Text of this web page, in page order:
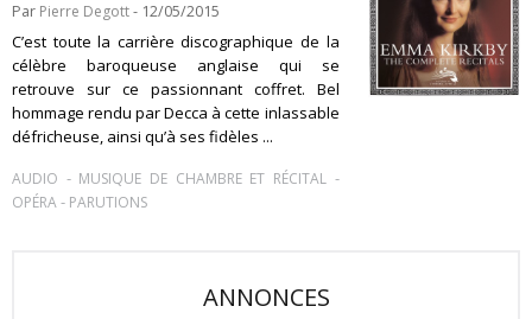
Par Pierre Degott- 12/05/2015
C’est toute la carrière discographique de la
célèbre baroqueuse anglaise qui se
retrouve sur ce passionnant coffret. Bel
hommage rendu par Decca à cette inlassable
défricheuse, ainsi qu’à ses fidèles ...
AUDIO - MUSIQUE DE CHAMBRE ET RÉCITAL-
OPÉRA- PARUTIONS
ANNONCES